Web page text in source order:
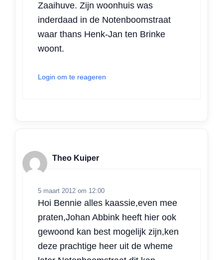
Zaaihuve. Zijn woonhuis was
inderdaad in de Notenboomstraat
waar thans Henk-Jan ten Brinke
woont.
Login om te reageren
Theo Kuiper
5 maart 2012 om 12:00
Hoi Bennie alles kaassie,even mee
praten,Johan Abbink heeft hier ook
gewoond kan best mogelijk zijn,ken
deze prachtige heer uit de wheme